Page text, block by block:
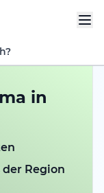
in
Region